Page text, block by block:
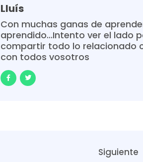
Lluís
Con muchas ganas de
aprendido...Intento ver el lado
compartir todo lo relacionado
con todos vosotros
Siguiente